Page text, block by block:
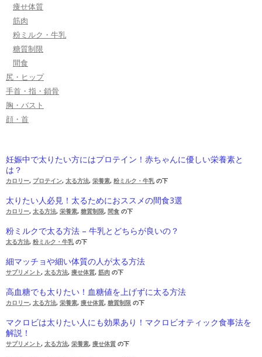
痩せ体質
筋肉
粉ミルク・牛乳
糖質制限
間食
尻・ヒップ
手首・指・鎖骨
胸・バスト
顔・首
妊娠中で太りたい方にはプロテイン！赤ちゃんに優しい栄養素と
は？
カロリー, プロテイン, 太る方法, 栄養素, 粉ミルク・牛乳の下
太りたい人必見！太るためにおススメの間食3選
カロリー, 太る方法, 栄養素, 糖質制限, 間食 の下
粉ミルクで太る方法 – 牛乳とどちらが良いの？
太る方法, 粉ミルク・牛乳の下
細マッチョや細い体質の人が太る方法
サプリメント, 太る方法, 痩せ体質, 筋肉 の下
高血糖でも太りたい！血糖値を上げずに太る方法
カロリー, 太る方法, 栄養素, 痩せ体質, 糖質制限 の下
マクロビは太りたい人にも効果あり！マクロビオティック食事法を
解説！
サプリメント, 太る方法, 栄養素, 痩せ体質 の下